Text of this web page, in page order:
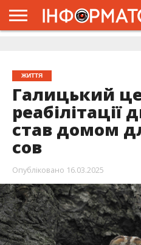
ЖИТТЯ
Галицький
реабілітації
став домом
сов
Опубліковано 16.03.2025